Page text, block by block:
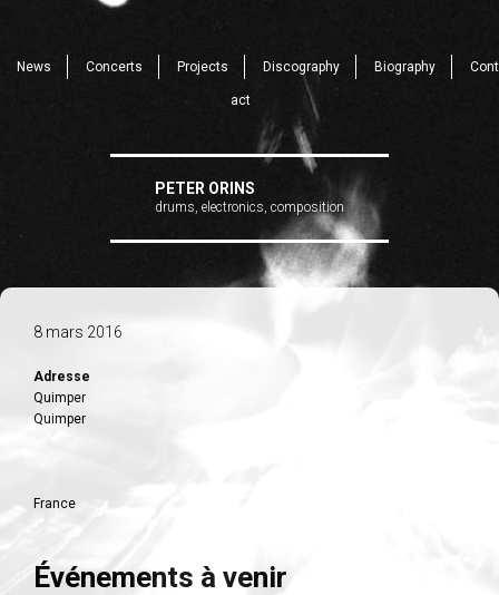
News Concerts Projects Discography Biography Cont
act
PETER ORINS
drums, electronics, composition
8 mars 2016
Adresse
Quimper
Quimper
France
Événements à venir